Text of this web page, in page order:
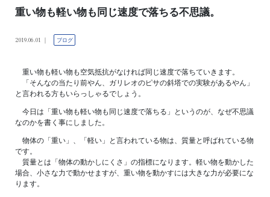
重い物も軽い物も同じ速度で落ちる不思議。
2019.06.01 ブログ
重い物も軽い物も空気抵抗がなければ同じ速度で落ちていきます。
「そんなの当たり前やん、ガリレオのピサの斜塔での実験があるやん」
と言われる方もいらっしゃるでしょう。
今日は「重い物も軽い物も同じ速度で落ちる」というのが、なぜ不思議
なのかを書く事にしました。
物体の「重い」、「軽い」と言われている物は、質量と呼ばれている物
です。
質量とは「物体の動かしにくさ」の指標になります。軽い物を動かした
場合、小さな力で動かせますが、重い物を動かすには大きな力が必要にな
ります。